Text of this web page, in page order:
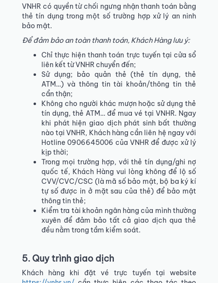
VNHR có quyền từ chối ngưng nhận thanh toán bằng
thẻ tín dụng trong một số trường hợp xử lý an ninh
bảo mật.
Để đảm bảo an toàn thanh toán, Khách Hàng lưu ý:
Chỉ thực hiện thanh toán trực tuyến tại cửa sổ
liên kết từ VNHR chuyển đến;
Sử dụng; bảo quản thẻ (thẻ tín dụng, thẻ
ATM…) và thông tin tài khoản/thông tin thẻ
cẩn thận;
Không cho người khác mượn hoặc sử dụng thẻ
tín dụng, thẻ ATM… để mua vé tại VNHR. Ngay
khi phát hiện giao dịch phát sinh bất thường
nào tại VNHR, Khách hàng cần liên hệ ngay với
Hotline 0906645006 của VNHR để được xử lý
kịp thời;
Trong mọi trường hợp, với thẻ tín dụng/ghi nợ
quốc tế, Khách Hàng vui lòng không để lộ số
CVV/CVC/CSC (là mã số bảo mật, bộ ba ký kí
tự số được in ở mặt sau của thẻ) để bảo mật
thông tin thẻ;
Kiểm tra tài khoản ngân hàng của mình thường
xuyên để đảm bảo tất cả giao dịch qua thẻ
đều nằm trong tầm kiểm soát.
5. Quy trình giao dịch
Khách hàng khi đặt vé trực tuyến tại website